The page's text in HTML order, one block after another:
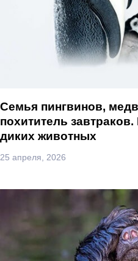
Семья пингвинов,
похититель
диких животных
25 апреля, 2026